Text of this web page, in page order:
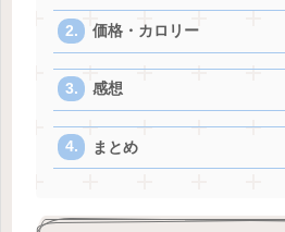
価格・カロリー
感想
まとめ